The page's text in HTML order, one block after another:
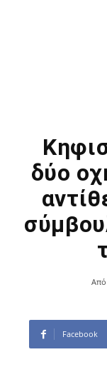
δύο
Από
Facebook